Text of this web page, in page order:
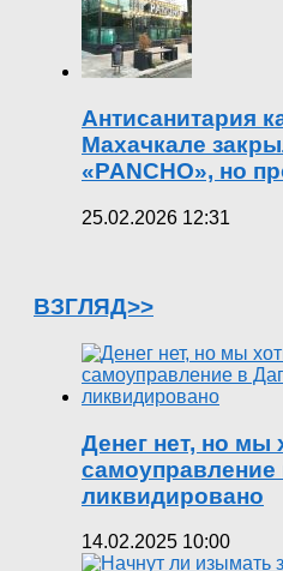
Антисанитария
Махачкале
«PANCHO», но
25.02.2026 12:31
ВЗГЛЯД>>
Денег нет, но мы
самоуправление
ликвидировано
14.02.2025 10:00